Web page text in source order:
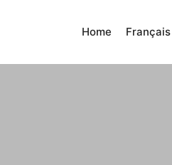
Home Français